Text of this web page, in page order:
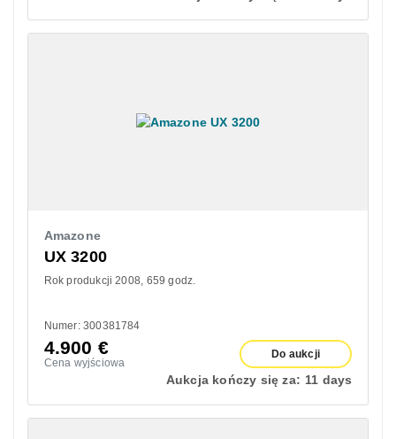
Amazone
UX 3200
Rok produkcji 2008 659 godz.
Numer: 300381784
4.900 €
Cena wyjściowa
Do aukcji
Aukcja kończy się za: 11 days